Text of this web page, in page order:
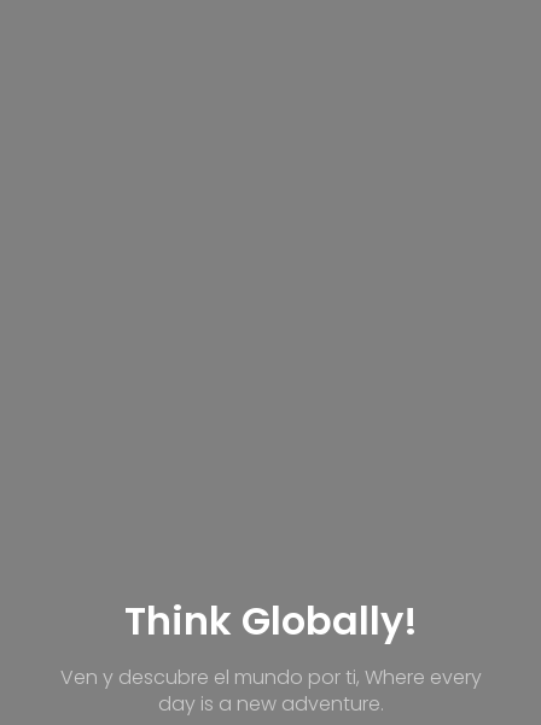
Think Globally!
Ven y descubre el mundo por ti, Where every
day is a new adventure.